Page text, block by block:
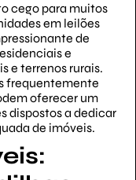
cego para muitos
em leilões
de
e
e terrenos rurais.
frequentemente
oferecer um
dispostos a dedicar
de imóveis.